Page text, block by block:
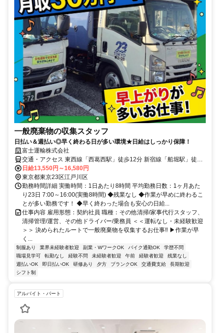
一般廃棄物の収集スタッフ
日払い＆週払い◎早く終わる日が多い環境★日給はしっかり保障！
富士運輸株式会社
交通・アクセス 東西線「西葛西駅」徒歩12分 新宿線「船堀駅」徒歩
23分
日給13,550円～16,580円
東京都東京23区江戸川区
勤務時間詳細 実働時間：1日あたり8時間 平均勤務日数：1ヶ月あた
り23日 7:00～16:00(実働8時間) ◆残業なし ◆作業が早めに終わるこ
とが多い勤務です！ ◆早く終わった場合も安心の日給...
仕事内容 雇用形態：契約社員 職種：その他清掃/家事代行スタッフ、
清掃管理/運営、その他ドライバー/乗務員 ＜＜運転なし・未経験歓迎
＞＞ 決められたルートで一般廃棄物を収集するお仕事‼ ▶作業が早
く...
制服あり 業界未経験者歓迎 副業・WワークOK バイク通勤OK
学歴不問
職場見学可
転勤なし 経験不問 未経験者歓迎 午前 経験者歓迎
残業なし
週払いOK
即日払いOK 研修あり 夕方 ブランクOK 交通費支給
長期歓迎
シフト制
アルバイト・パート